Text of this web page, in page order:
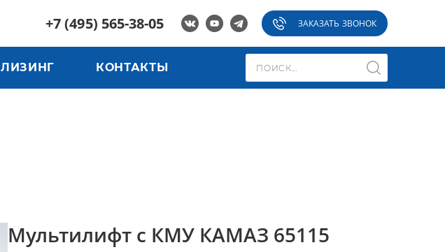
+7 (495) 565-38-05 ЗАКАЗАТЬ ЗВОНОК
ЛИЗИНГ КОНТАКТЫ
Мультилифт с КМУ КАМАЗ 65115